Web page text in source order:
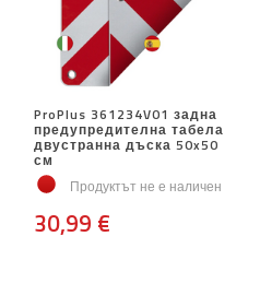
ProPlus 361234V01 задна
предупредителна табела
двустранна дъска 50x50
см
Продуктът не е наличен
30,99 €